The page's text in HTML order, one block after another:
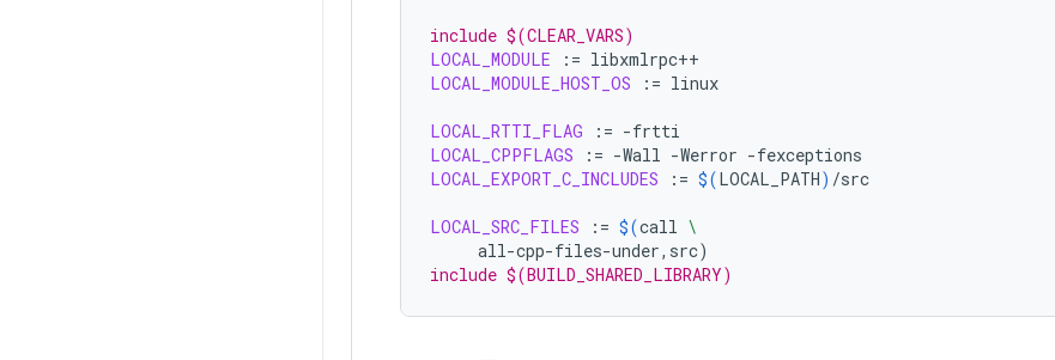
include $(CLEAR_VARS)
LOCAL_MODULE
:=
LOCAL_MODULE_HOST_OS
:= linux
LOCAL_RTTI_FLAG :=
LOCAL_CPPFLAGS
:= -Wall -Werror
LOCAL_EXPORT_C_INCLUDES
:= $(LOCAL_PATH) /src
LOCAL_SRC_FILES := $(call \
all-cpp-files-under,src)
include $(BUILD_SHARED_LIBRARY)